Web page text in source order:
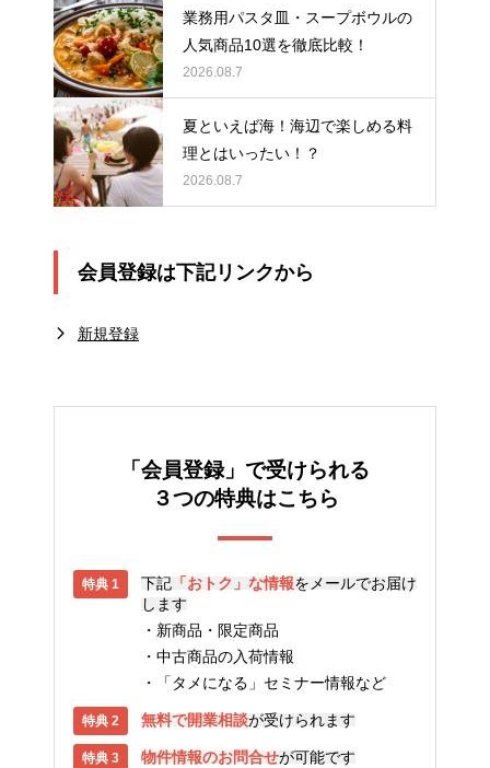
業務用パスタ皿・スープボウルの
人気商品10選を徹底比較！
2026.08.7
夏といえば海！海辺で楽しめる料
理とはいったい！？
2026.08.7
会員登録は下記リンクから
新規登録
「会員登録」で受けられる
３つの特典はこちら
下記 「おトク」な情報をメールでお届け
します
新商品・限定商品
中古商品の入荷情報
「タメになる」セミナー情報など
無料で開業相談が受けられます
物件情報のお問合せが可能です